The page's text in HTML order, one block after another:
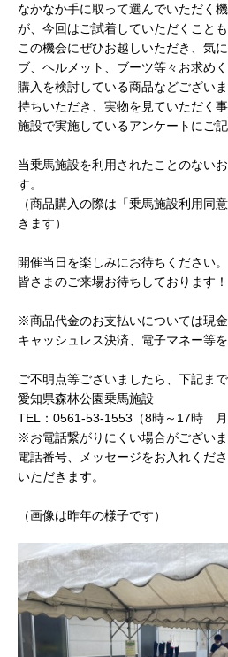
なかなか手に取って選んでいただく
が、今回はご試着していただくことも
この機会にぜひお越しいただき、気
ブ、ヘルメット、ブーツ等々お求めく
購入を検討している商品などござい
持ちいただき、実物を見ていただく
施設で実施しているアンケートにご記
当乗馬施設を利用されたことのない
す。
（商品購入の際は「乗馬施設利用同
きます）
開催当日を楽しみにお待ちください。
皆さまのご来場お待ちしております！
※商品代金のお支払いについては現
キャッシュレス決済、電子マネー等
ご不明点等ございましたら、下記ま
愛知県森林公園乗馬施設
TEL：0561-53-1553（8時～17時 月
※お電話繋がりにくい場合がございま
電話番号、メッセージをお入れくだ
いただきます。
（画像は昨年の様子です）